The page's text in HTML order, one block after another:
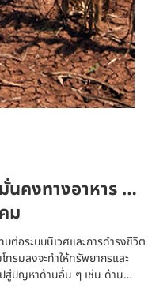
สัมภาษณ์รอง
ว ภาควิชาวิทยาศาสตร์สิ่ง
าวิทยาลัย โดย อณัญญากรณ์